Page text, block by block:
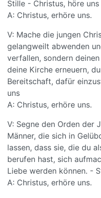
Stille - Christus, höre uns
A: Christus, erhöre uns.
V: Mache die jungen
gelangweilt abwenden
verfallen, sondern
deine Kirche erneuern,
Bereitschaft, dafür
uns
A: Christus, erhöre uns.
V: Segne den Orden der
Männer, die sich in
lassen, dass sie, die du
berufen hast, sich
Liebe werden können. -
A: Christus, erhöre uns.